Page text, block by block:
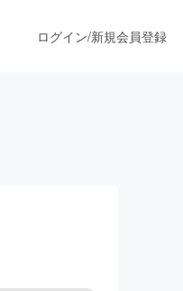
ログイン/新規会員登録